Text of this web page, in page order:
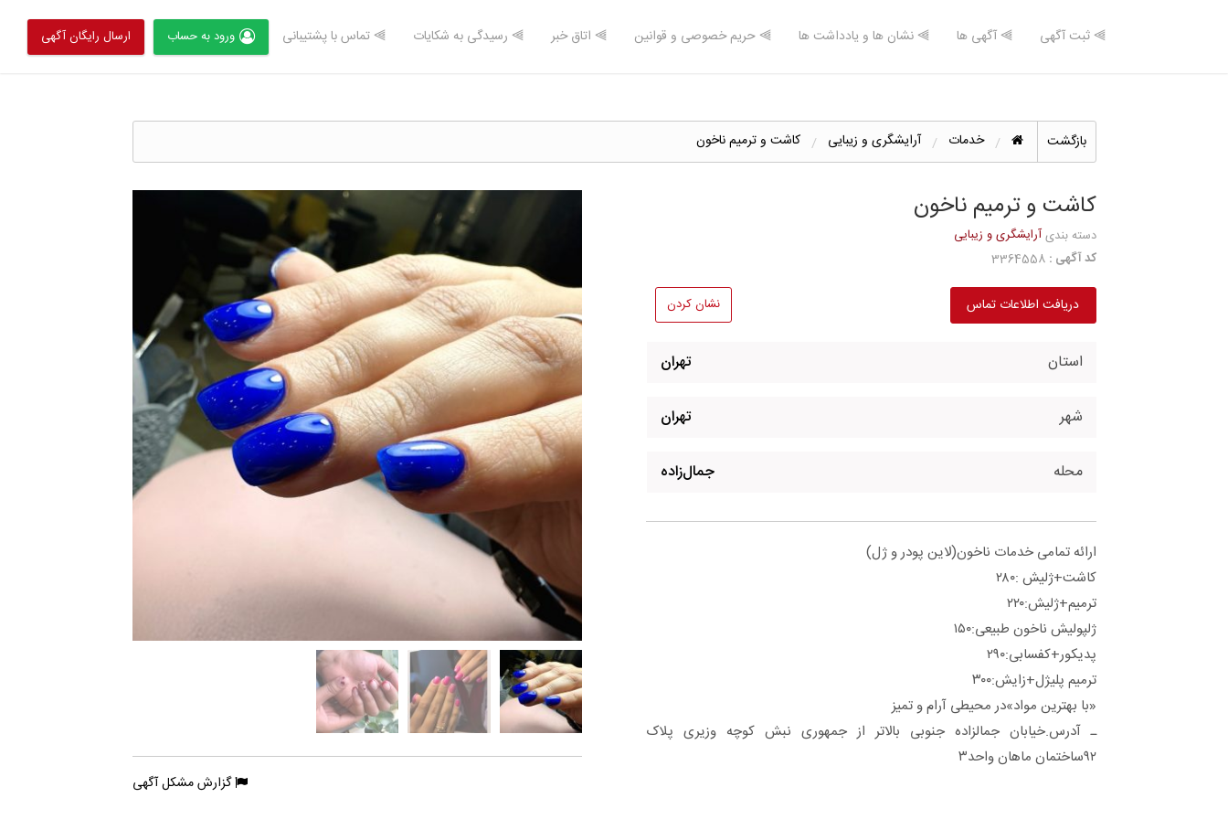
⫸ ثبت آگهی ⫸ آگهی ها ⫸ نشان ها و یادداشت ها ⫸ حریم خصوصی و قوانین ⫸ اتاق خبر ⫸ رسیدگی به شکایات ⫸ تماس با پشتیبانی ورود به حساب ارسال رایگان آگهی
بازگشت خدمات آرایشگری و زیبایی کاشت و ترمیم ناخون
کاشت و ترمیم ناخون
دسته بندیآرایشگری و زیبایی
کد آگهی : 3364558
دریافت اطلاعات تماس نشان کردن
استان تهران
شهر تهران
محله جمال‌زاده
ارائه تمامی خدمات ناخون(لاین پودر و ژل)
کاشت+ژلیش :۲۸۰
ترمیم+ژلیش:۲۲۰
ژلپولیش ناخون طبیعی:۱۵۰
پدیکور+کفسابی:۲۹۰
ترمیم پلیژل+زایش:۳۰۰
«با بهترین مواد»در محیطی آرام و تمیز
ـ آدرس.خیابان جمالزاده جنوبی بالاتر از جمهوری نبش کوچه وزیری پلاک
۹۲ساختمان ماهان واحد۳
گزارش مشکل آگهی